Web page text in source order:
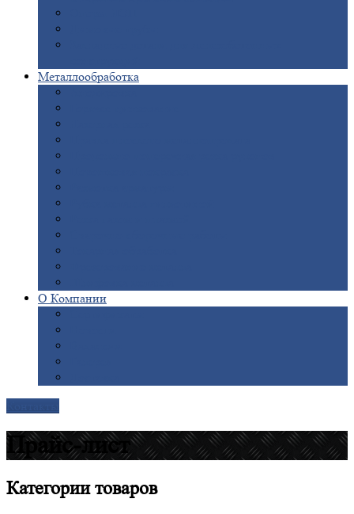
Металлообработка
О Компании
Прайс-лист
Категориитоваров